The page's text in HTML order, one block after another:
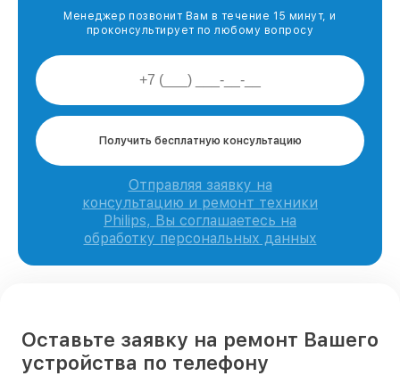
Менеджер позвонит Вам в течение 15 минут, и
проконсультирует по любому вопросу
Получить бесплатную консультацию
Отправляя заявку на
консультацию и ремонт техники
Philips, Вы соглашаетесь на
обработку персональных данных
Оставьте заявку на ремонт Вашего
устройства по телефону